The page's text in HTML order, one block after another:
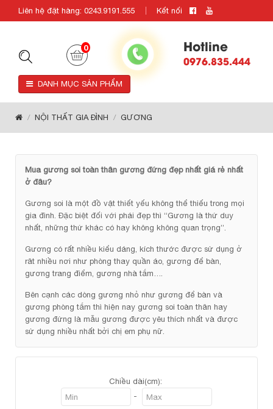
Liên hệ đặt hàng: 0243.9191.555 Kết nối
0 Hotline
0976.835.444
DANH MỤC SẢN PHẨM
NỘI THẤT GIA ĐÌNH GƯƠNG
Mua gương soi toàn thân gương đứng đẹp nhất giá rẻ nhất
ở đâu?
Gương soi là một đồ vật thiết yếu không thể thiếu trong mọi
gia đình. Đặc biệt đối với phái đẹp thì “Gương là thứ duy
nhất, những thứ khác có hay không không quan trọng”.
Gương có rất nhiều kiểu dáng, kích thước được sử dụng ở
rât nhiều nơi như phòng thay quần áo, gương để bàn,
gương trang điểm, gương nhà tắm….
Bên cạnh các dòng gương nhỏ như gương để bàn và
gương phòng tắm thì hiện nay gương soi toàn thân hay
gương đứng là mẫu gương được yêu thích nhất và được
sử dụng nhiều nhất bởi chị em phụ nữ.
Chiều dài(cm):
-